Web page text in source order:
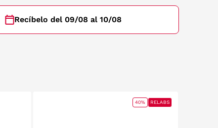
Recíbelo del 09/08 al 10/08
40% RELABS